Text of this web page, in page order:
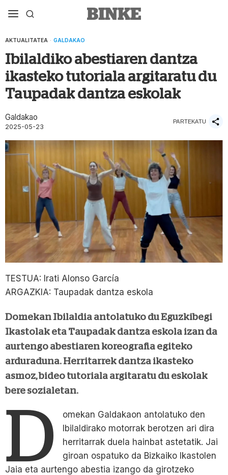
AKTUALITATEA · GALDAKAO
Ibilaldiko abestiaren dantza
ikasteko tutoriala argitaratu du
Taupadak dantza eskolak
Galdakao
2025-05-23
PARTEKATU
TESTUA: Irati Alonso García
ARGAZKIA: Taupadak dantza eskola
Domekan Ibilaldia antolatuko du Eguzkibegi
Ikastolak eta Taupadak dantza eskola izan da
aurtengo abestiaren koreografia egiteko
arduraduna. Herritarrek dantza ikasteko
asmoz, bideo tutoriala argitaratu du eskolak
bere sozialetan.
D
omekan Galdakaon antolatuko den
Ibilaldirako motorrak berotzen ari dira
herritarrak duela hainbat astetatik. Jai
giroan ospatuko da Bizkaiko Ikastolen
Jaia eta aurtengo abestia izango da girotzeko